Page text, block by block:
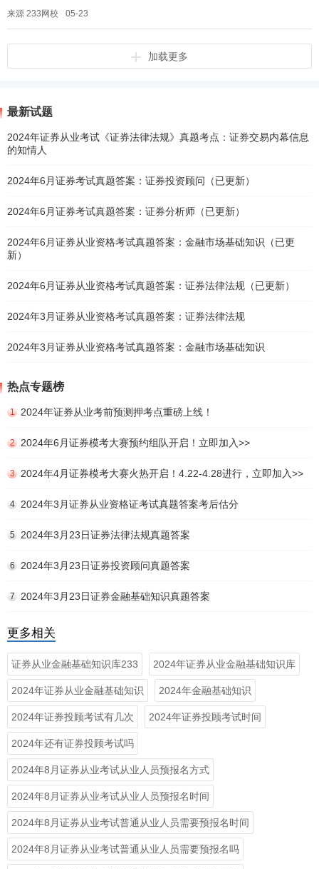
想要看12页纸，学霸君给大家申请来啦！限时领取！！这是一份所有考...
来源 233网校 05-23
加载更多
最新试题
2024年证券从业考试《证券法律法规》真题考点：证券交易内幕信息
的知情人
2024年6月证券考试真题答案：证券投资顾问（已更新）
2024年6月证券考试真题答案：证券分析师（已更新）
2024年6月证券从业资格考试真题答案：金融市场基础知识（已更
新）
2024年6月证券从业资格考试真题答案：证券法律法规（已更新）
2024年3月证券从业资格考试真题答案：证券法律法规
2024年3月证券从业资格考试真题答案：金融市场基础知识
热点专题榜
1 2024年证券从业考前预测押考点重磅上线！
2 2024年6月证券模考大赛预约组队开启！立即加入>>
3 2024年4月证券模考大赛火热开启！4.22-4.28进行，立即加入>>
4 2024年3月证券从业资格证考试真题答案考后估分
5 2024年3月23日证券法律法规真题答案
6 2024年3月23日证券投资顾问真题答案
7 2024年3月23日证券金融基础知识真题答案
更多相关
证券从业金融基础知识库233 2024年证券从业金融基础知识库
2024年证券从业金融基础知识 2024年金融基础知识
2024年证券投顾考试有几次 2024年证券投顾考试时间
2024年还有证券投顾考试吗
2024年8月证券从业考试从业人员预报名方式
2024年8月证券从业考试从业人员预报名时间
2024年8月证券从业考试普通从业人员需要预报名时间
2024年8月证券从业考试普通从业人员需要预报名吗